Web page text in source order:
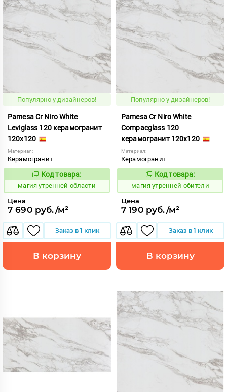
Популярно у дизайнеров!
Pamesa Cr Niro White
Leviglass 120 керамогранит
120x120
Материал:
Керамогранит
919938
Код товара:
магия утренней области
Цена
7 690 руб./м²
Заказ в 1 клик
В корзину
Популярно у дизайнеров!
Pamesa Cr Niro White
Compacglass 120
керамогранит 120x120
Материал:
Керамогранит
919937
Код товара:
магия утренней обители
Цена
7 190 руб./м²
Заказ в 1 клик
В корзину